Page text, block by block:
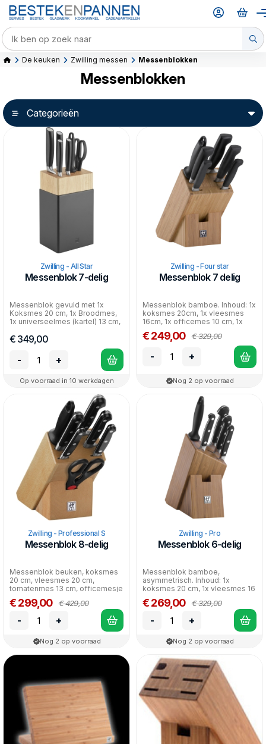
De keuken Zwilling messen Messenblokken
Messenblokken
Categorieën
Zwilling - All Star
Messenblok 7-delig
Messenblok gevuld met 1x
Koksmes 20 cm, 1x Broodmes,
1x universeelmes (kartel) 13 cm,
€ 349,00
-
+
Op voorraad in 10 werkdagen
Zwilling - Four star
Messenblok 7 delig
Messenblok bamboe. Inhoud: 1x
koksmes 20cm, 1x vleesmes
16cm, 1x officemes 10 cm, 1x
broodmes 20cm, 1x ka...
€ 249,00 € 329,00
- +
Nog 2 op voorraad
Zwilling - Professional S
Messenblok 8-delig
Messenblok beuken, koksmes
20 cm, vleesmes 20 cm,
tomatenmes 13 cm, officemesje
10 cm, broodmes 20 cm, mu...
€ 299,00 € 429,00
- +
Nog 2 op voorraad
Zwilling - Pro
Messenblok 6-delig
Messenblok bamboe,
asymmetrisch. Inhoud: 1x
koksmes 20 cm, 1x vleesmes 16
cm, 1x universeel mes, 1x schil...
€ 269,00 € 329,00
- +
Nog 2 op voorraad